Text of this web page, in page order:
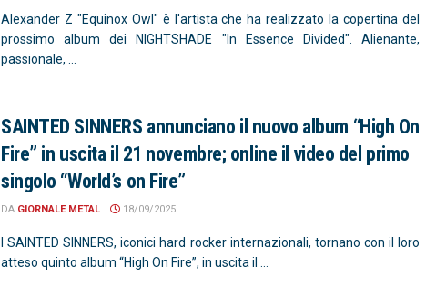
Alexander Z "Equinox Owl" è l'artista che ha realizzato la copertina del
prossimo album dei NIGHTSHADE "In Essence Divided". Alienante,
passionale, ...
SAINTED SINNERS annunciano il nuovo album “High On
Fire” in uscita il 21 novembre; online il video del primo
singolo “World’s on Fire”
DA GIORNALE METAL 18/09/2025
I SAINTED SINNERS, iconici hard rocker internazionali, tornano con il loro
atteso quinto album “High On Fire”, in uscita il ...